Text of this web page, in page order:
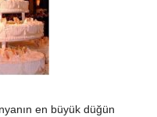
en büyük düğün